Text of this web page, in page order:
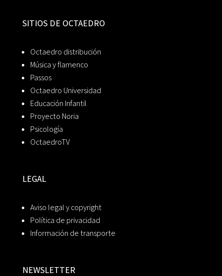
SITIOS DE OCTAEDRO
Octaedro distribución
Música y flamenco
Passos
Octaedro Universidad
Educación Infantil
Proyecto Noria
Psicología
OctaedroTV
LEGAL
Aviso legal y copyright
Política de privacidad
Información de transporte
NEWSLETTER